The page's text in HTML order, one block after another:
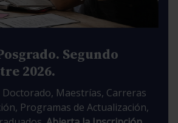
Segundo
2026.
Maestrías, Carreras
Programas de Actualización,